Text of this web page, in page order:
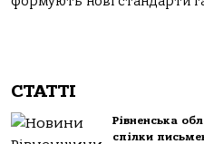
СТАТТІ
Рівненська
спілки